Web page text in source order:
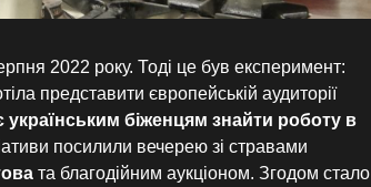
2022 року. Тоді це був експеримент:
представити європейській аудиторії
українським біженцям знайти роботу в
посилили вечерею зі стравами
та благодійним аукціоном. Згодом стало